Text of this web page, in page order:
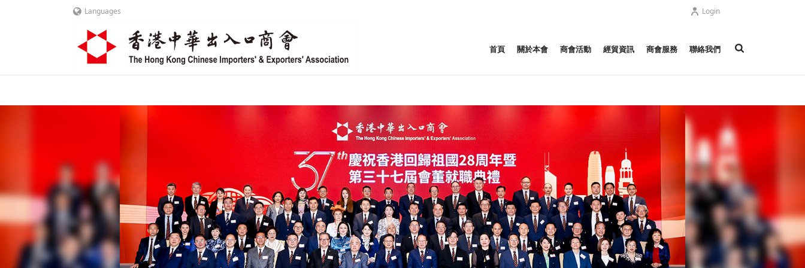
Languages Login
首頁 關於本會 商會活動 經貿資訊 商會服務 聯絡我們